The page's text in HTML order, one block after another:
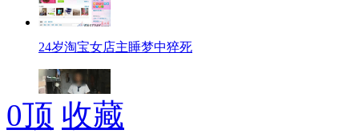
24岁淘宝女店主睡梦中猝死
少女遭50多岁男子性侵怀孕
0顶 收藏